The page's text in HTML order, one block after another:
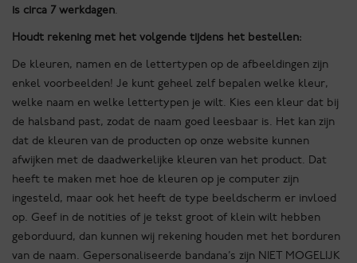
is circa 7 werkdagen.
Houdt rekening met het volgende tijdens het bestellen:
De kleuren, namen en de lettertypen op de afbeeldingen zijn
enkel voorbeelden! Je kunt geheel zelf bepalen welke kleur,
welke naam en welke lettertypen je wilt. Kies een kleur dat bij
de halsband past, zodat de naam goed leesbaar is. Het kan zijn
dat de kleuren van de producten op onze website kunnen
afwijken met de daadwerkelijke kleuren van het product. Dat
heeft te maken met hoe de kleuren op je computer zijn
ingesteld, maar ook het heeft de type beeldscherm er invloed
op. Geef in de notities of je tekst groot of klein wilt hebben
geborduurd, dan kunnen wij rekening houden met het borduren
van de naam. Gepersonaliseerde bandana’s zijn NIET MOGELIJK